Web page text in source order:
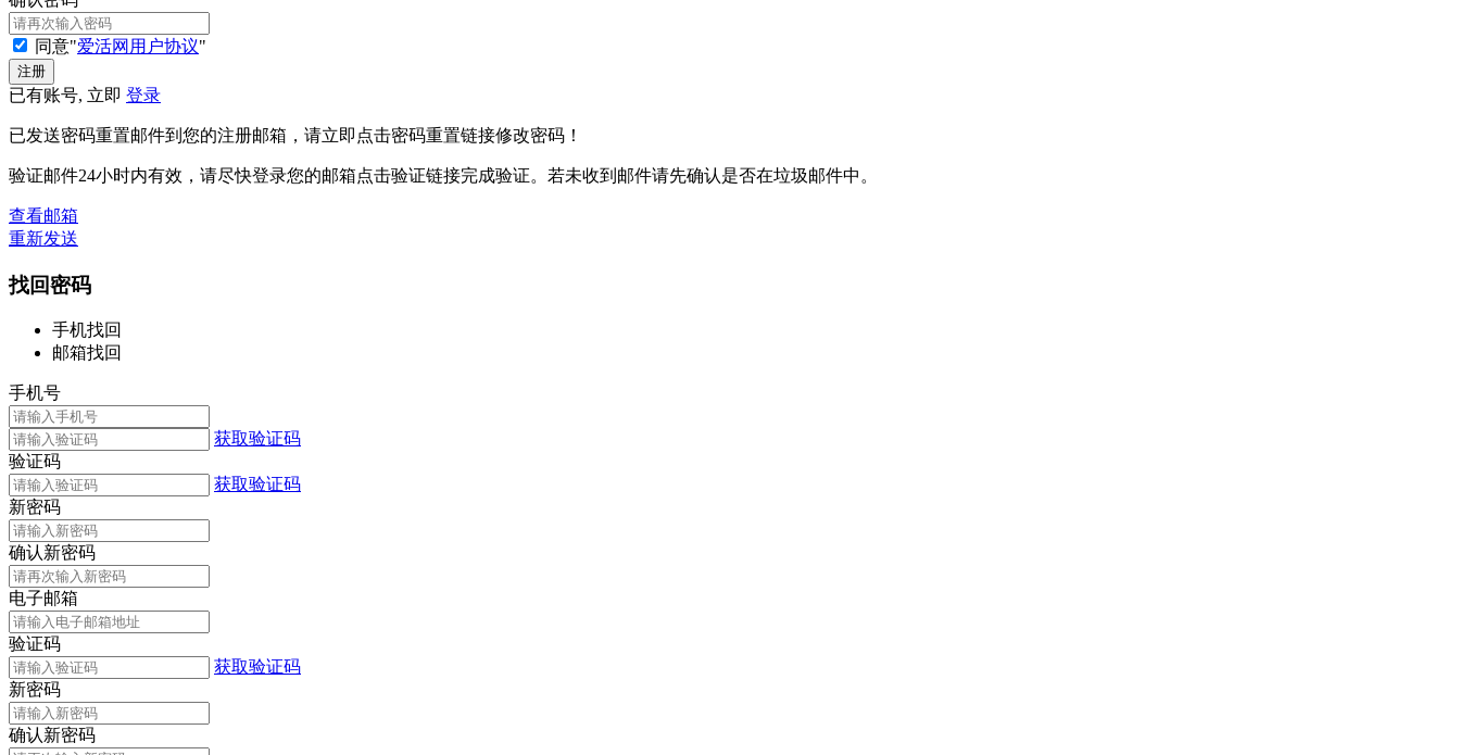
同意"爱活网用户协议"
已有账号, 立即 登录
已发送密码重置邮件到您的注册邮箱，请立即点击密码重置链接修改密码！
验证邮件24小时内有效，请尽快登录您的邮箱点击验证链接完成验证。若未收到邮件请先确认是否在垃圾邮件中。
查看邮箱
重新发送
找回密码
手机找回
邮箱找回
手机号
获取验证码
验证码
获取验证码
新密码
确认新密码
电子邮箱
验证码
获取验证码
新密码
确认新密码